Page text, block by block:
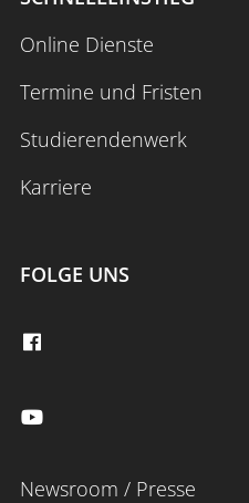
Online Dienste
Termine und Fristen
Studierendenwerk
Karriere
FOLGE UNS
Newsroom / Presse